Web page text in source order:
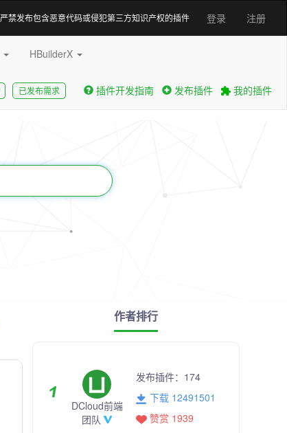
登录 注册
严禁发布包含恶意代码或侵犯第三方知识产权的插件
HBuilderX
已发布需求 插件开发指南 发布插件 我的插件
作者排行
DCloud前端
团队
发布插件： 174
下载 12491501
赞赏 1939